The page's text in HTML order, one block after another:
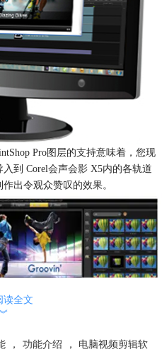
Pro图层的支持意味着，您现
到 Corel会声会影 X5内的各轨道
出令观众赞叹的效果。
读全文
， 功能介绍 ，
电脑视频剪辑软